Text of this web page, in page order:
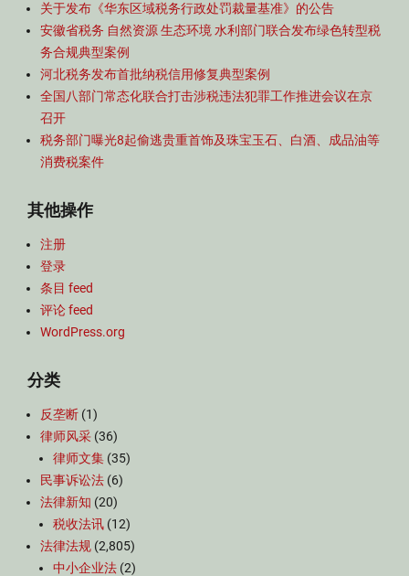
关于发布《华东区域税务行政处罚裁量基准》的公告
安徽省税务 自然资源 生态环境 水利部门联合发布绿色转型税
务合规典型案例
河北税务发布首批纳税信用修复典型案例
全国八部门常态化联合打击涉税违法犯罪工作推进会议在京
召开
税务部门曝光8起偷逃贵重首饰及珠宝玉石、白酒、成品油等
消费税案件
其他操作
注册
登录
条目 feed
评论 feed
WordPress.org
分类
反垄断 (1)
律师风采 (36)
律师文集 (35)
民事诉讼法 (6)
法律新知 (20)
税收法讯 (12)
法律法规 (2,805)
中小企业法 (2)